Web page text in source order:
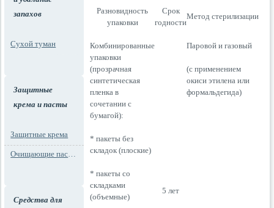
запахов
Сухой туман
Защитные
крема и пасты
Защитные крема
Очищающие пасты для рук
Средства для
Разновидность
упаковки
Срок
годности
Метод стерилизации
Комбинированные
упаковки
(прозрачная
синтетическая
пленка в
сочетании с
бумагой):
* пакеты без
складок (плоские)
* пакеты со
складками
(объемные)
5 лет
Паровой и газовый
(с применением
окиси этилена или
формальдегида)